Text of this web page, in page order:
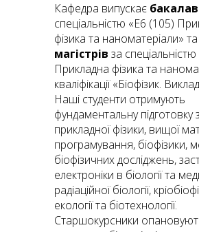
Кафедра випускає
спеціальністю «E6 (105)
фізика та наноматеріали» та
магістрів за
Прикладна фізика та
кваліфікації «Біофізик.
Наші студенти отримують
фундаментальну підготовку з
прикладної фізики, вищої
програмування, біофізики,
біофізичних досліджень,
електроніки в біології та
радіаційної біології,
екології та біотехнології.
Старшокурсники